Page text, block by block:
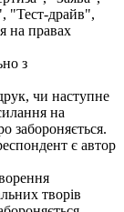
"Тест-драйв",
на правах
з
чи наступне
на
забороняється.
є автор
творів